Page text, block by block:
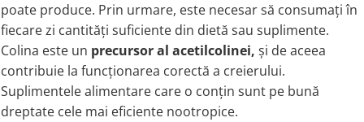
poate produce. Prin urmare, este necesar să consumați în
fiecare zi cantități suficiente din dietă sau suplimente.
Colina este un precursor al acetilcolinei, și de aceea
contribuie la funcționarea corectă a creierului.
Suplimentele alimentare care o conțin sunt pe bună
dreptate cele mai eficiente nootropice.